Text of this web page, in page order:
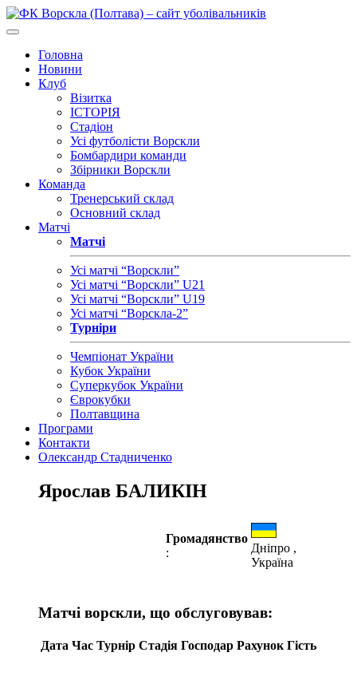
Головна
Новини
Клуб
Візитка
ІСТОРІЯ
Стадіон
Усі футболісти Ворскли
Бомбардири команди
Збірники Ворскли
Команда
Тренерський склад
Основний склад
Матчі
Матчі
Усі матчі “Ворскли”
Усі матчі “Ворскли” U21
Усі матчі “Ворскли” U19
Усі матчі “Ворскла-2”
Турніри
Чемпіонат України
Кубок України
Суперкубок України
Єврокубки
Полтавщина
Програми
Контакти
Олександр Стадниченко
Ярослав БАЛИКІН
Громадянство
:
Дніпро ,
Україна
Матчі ворскли, що обслуговував:
Дата Час Турнір Стадія Господар Рахунок Гість